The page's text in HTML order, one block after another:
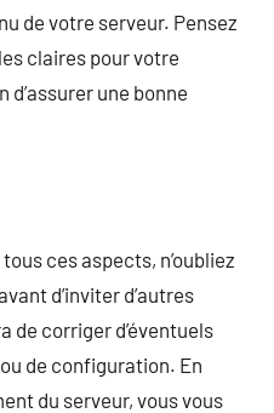
de votre serveur. Pensez
claires pour votre
une bonne
ces aspects, n’oubliez
d’inviter d’autres
de corriger d’éventuels
de configuration. En
du serveur, vous vous